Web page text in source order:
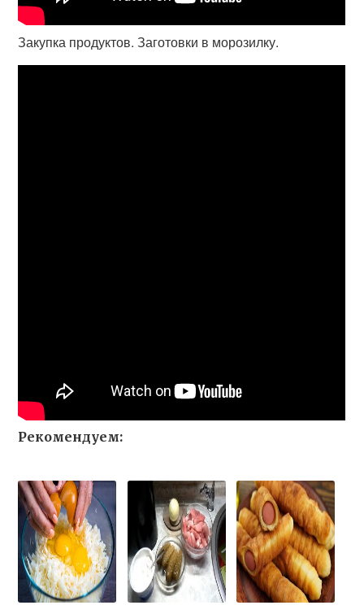
Закупка продуктов. Заготовки в морозилку.
Рекомендуем: